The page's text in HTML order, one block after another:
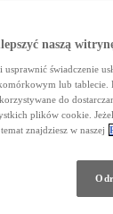
naszą
usprawnić świadczenie
lub tablecie.
do
plików cookie.
znajdziesz w naszej